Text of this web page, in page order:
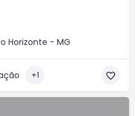
Horizonte - MG
+1